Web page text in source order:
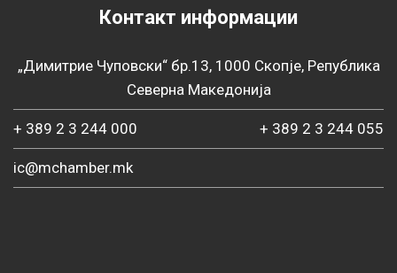
Контакт информации
„Димитрие Чуповски“ бр.13, 1000 Скопје, Република
Северна Македонија
+ 389 2 3 244 000 + 389 2 3 244 055
ic@mchamber.mk